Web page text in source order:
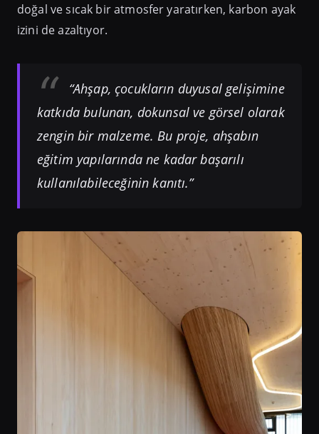
doğal ve sıcak bir atmosfer yaratırken, karbon ayak
izini de azaltıyor.
“Ahşap, çocukların duyusal gelişimine
katkıda bulunan, dokunsal ve görsel olarak
zengin bir malzeme. Bu proje, ahşabın
eğitim yapılarında ne kadar başarılı
kullanılabileceğinin kanıtı.”